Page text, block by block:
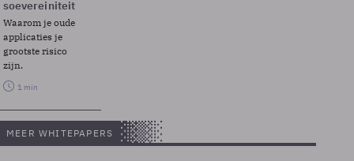
soevereiniteit
Waarom je oude
applicaties je
grootste risico
zijn.
1 min
MEER WHITEPAPERS